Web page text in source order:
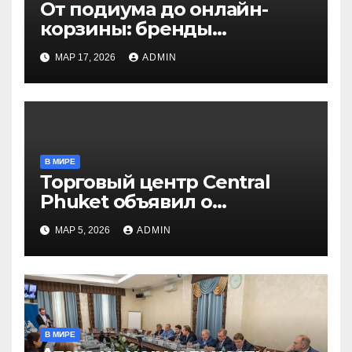
От подиума до онлайн-
корзины: бренды
Московской недели моды
покоряют маркетплейсы
МАР 17, 2026 ADMIN
В МИРЕ
Торговый центр Central
Phuket объявил о
масштабном расширении,
которое укрепит позиции
Пхукета как престижного
мирового островного
направления
МАР 5, 2026 ADMIN
В МИРЕ